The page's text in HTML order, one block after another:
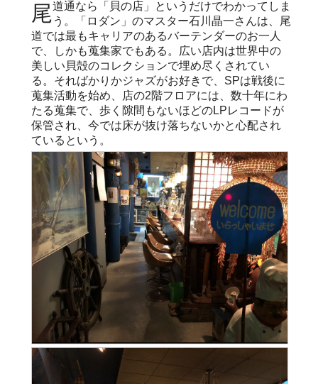
尾道通なら「貝の店」というだけでわかってしま う。「ロダン」のマスター石川晶一さんは、尾
道では最もキャリアのあるバーテンダーのお一人
で、しかも蒐集家でもある。広い店内は世界中の
美しい貝殻のコレクションで埋め尽くされてい
る。そればかりかジャズがお好きで、SPは戦後に
蒐集活動を始め、店の2階フロアには、数十年にわ
たる蒐集で、歩く隙間もないほどのLPレコードが
保管され、今では床が抜け落ちないかと心配され
ているという。